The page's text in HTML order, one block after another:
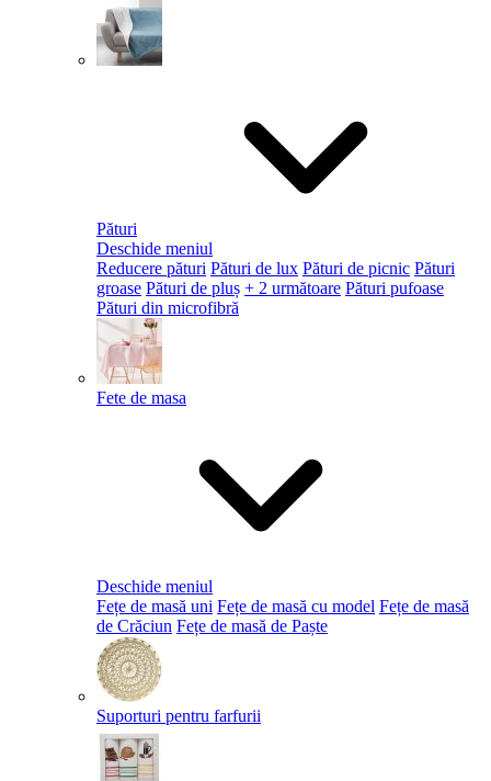
Pături
Deschide meniul
Reducere pături Pături de lux Pături de picnic Pături
groase Pături de pluș + 2 următoare Pături pufoase
Pături din microfibră
Fete de masa
Deschide meniul
Fețe de masă uni Fețe de masă cu model Fețe de masă
de Crăciun Fețe de masă de Paște​
Suporturi pentru farfurii